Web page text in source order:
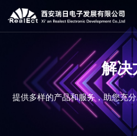
解决
提供多样的产品和服务，助您充